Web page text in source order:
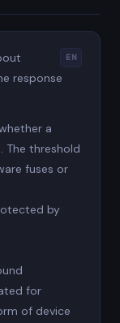
EN
response
a
The threshold
fuses or
by
for
of device